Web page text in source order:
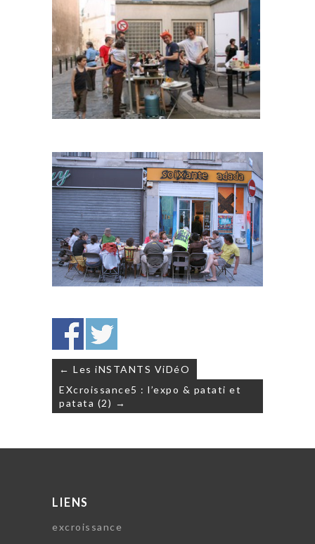
Navigation
l’article
← Les iNSTANTS ViDéO
EXcroissance5 : l’expo & patati et
patata (2) →
LIENS
excroissance